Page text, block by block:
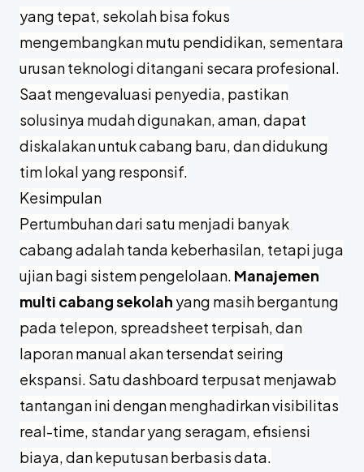
yang tepat, sekolah bisa fokus
mengembangkan mutu pendidikan, sementara
urusan teknologi ditangani secara profesional.
Saat mengevaluasi penyedia, pastikan
solusinya mudah digunakan, aman, dapat
diskalakan untuk cabang baru, dan didukung
tim lokal yang responsif.
Kesimpulan
Pertumbuhan dari satu menjadi banyak
cabang adalah tanda keberhasilan, tetapi juga
ujian bagi sistem pengelolaan. Manajemen
multi cabang sekolah yang masih bergantung
pada telepon, spreadsheet terpisah, dan
laporan manual akan tersendat seiring
ekspansi. Satu dashboard terpusat menjawab
tantangan ini dengan menghadirkan visibilitas
real-time, standar yang seragam, efisiensi
biaya, dan keputusan berbasis data.